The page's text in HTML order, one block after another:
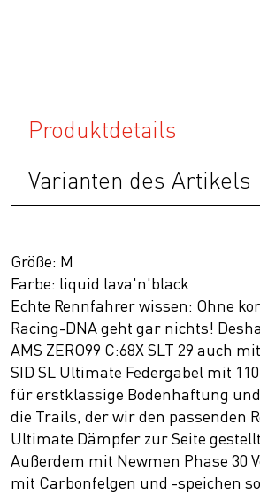
Produktdetails
Varianten des Artikels
Größe: M
Farbe: liquid lava'n'black
Echte Rennfahrer wissen: Ohne
Racing-DNA geht gar nichts!
AMS ZERO99 C:68X SLT 29 auch
SID SL Ultimate Federgabel mit
für erstklassige Bodenhaftung
die Trails, der wir den passenden
Ultimate Dämpfer zur Seite
Außerdem mit Newmen Phase 30
mit Carbonfelgen und -speichen